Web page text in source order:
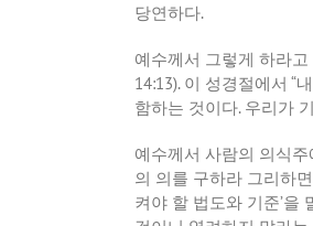
당연하다.
예수께서 그렇게 하라
14:13). 이 성경절에서 “
함하는 것이다. 우리가
예수께서 사람의 의식
의 의를 구하라 그리하
켜야 할 법도와 기준’을